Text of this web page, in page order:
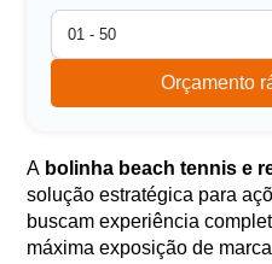
Orçamento
A bolinha beach tennis e
solução estratégica para
buscam experiência
máxima exposição de